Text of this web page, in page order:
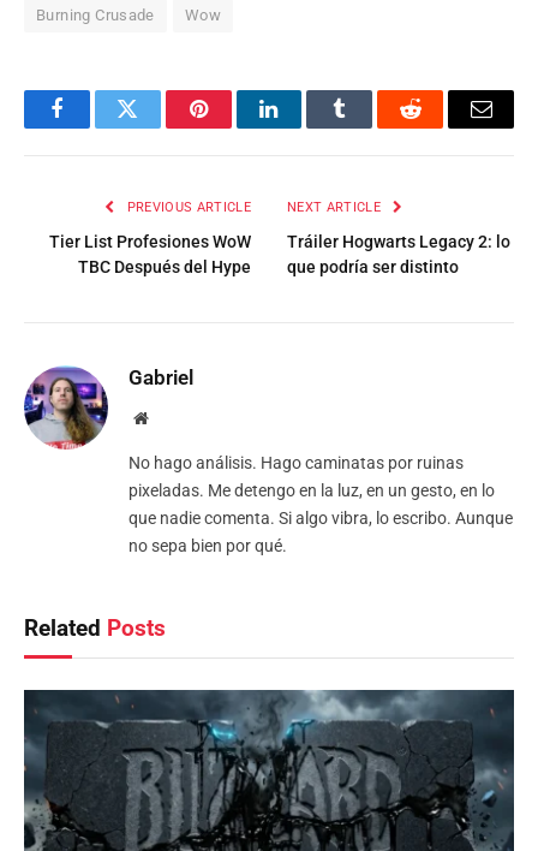
Burning Crusade Wow
FacebookTwitter PinterestLinkedInTumblr Reddit Email
PREVIOUS ARTICLE
Tier List Profesiones WoW
TBC Después del Hype
NEXT ARTICLE
Tráiler Hogwarts Legacy 2: lo
que podría ser distinto
Gabriel
Website
No hago análisis. Hago caminatas por ruinas
pixeladas. Me detengo en la luz, en un gesto, en lo
que nadie comenta. Si algo vibra, lo escribo. Aunque
no sepa bien por qué.
Related Posts